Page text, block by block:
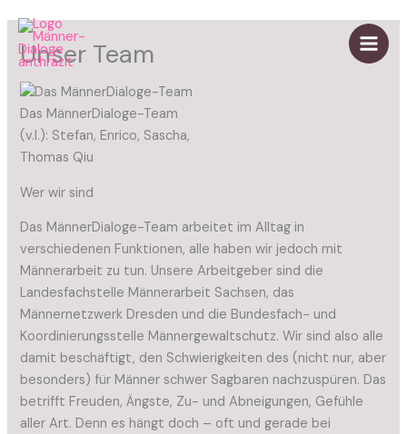
Inhalt
springen
Main
Unser Team
Das MännerDialoge-Team
(v.l.): Stefan, Enrico, Sascha,
Thomas Qiu
Wer wir sind
Das MännerDialoge-Team arbeitet im Alltag in
verschiedenen Funktionen, alle haben wir jedoch mit
Männerarbeit zu tun. Unsere Arbeitgeber sind die
Landesfachstelle Männerarbeit Sachsen, das
Männernetzwerk Dresden und die Bundesfach- und
Koordinierungsstelle Männergewaltschutz. Wir sind also alle
damit beschäftigt, den Schwierigkeiten des (nicht nur, aber
besonders) für Männer schwer Sagbaren nachzuspüren. Das
betrifft Freuden, Ängste, Zu- und Abneigungen, Gefühle
aller Art. Denn es hängt doch – oft und gerade bei